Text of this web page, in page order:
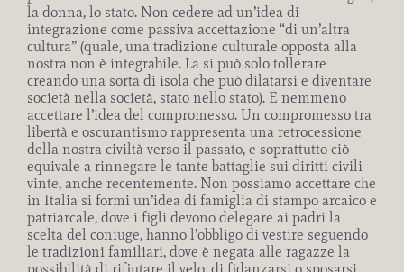
la donna, lo stato. Non cedere ad un’idea di
integrazione come passiva accettazione “di un’altra
cultura” (quale, una tradizione culturale opposta alla
nostra non è integrabile. La si può solo tollerare
creando una sorta di isola che può dilatarsi e diventare
società nella società, stato nello stato). E nemmeno
accettare l’idea del compromesso. Un compromesso tra
libertà e oscurantismo rappresenta una retrocessione
della nostra civiltà verso il passato, e soprattutto ciò
equivale a rinnegare le tante battaglie sui diritti civili
vinte, anche recentemente. Non possiamo accettare che
in Italia si formi un’idea di famiglia di stampo arcaico e
patriarcale, dove i figli devono delegare ai padri la
scelta del coniuge, hanno l’obbligo di vestire seguendo
le tradizioni familiari, dove è negata alle ragazze la